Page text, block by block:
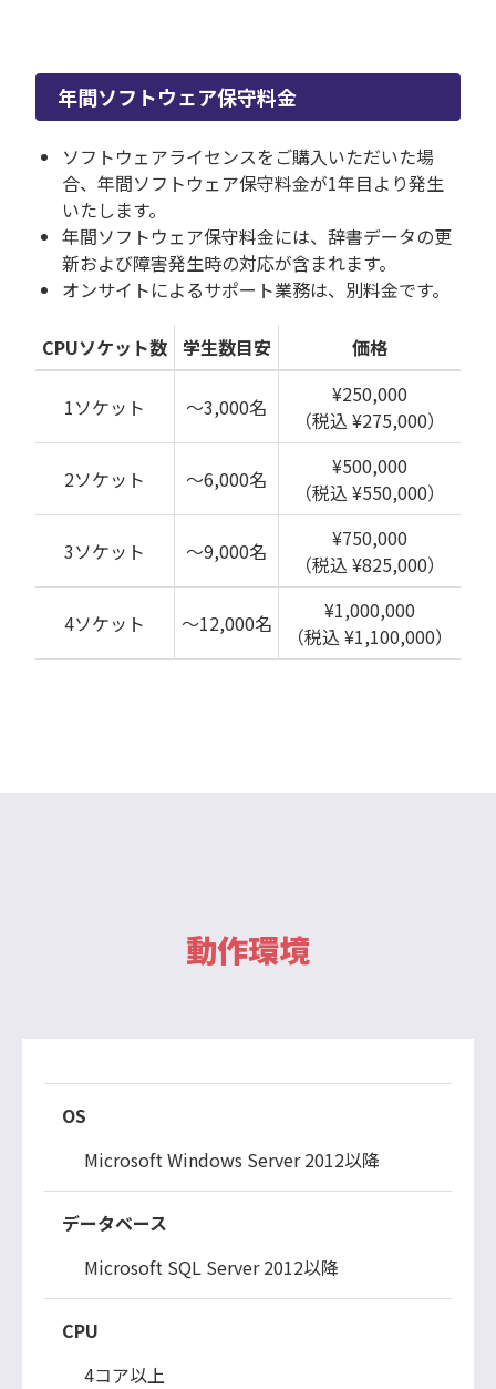
年間ソフトウェア保守料金
ソフトウェアライセンスをご購入いただいた場
合、年間ソフトウェア保守料金が1年目より発生
いたします。
年間ソフトウェア保守料金には、辞書データの更
新および障害発生時の対応が含まれます。
オンサイトによるサポート業務は、別料金です。
CPUソケット数 学生数目安 価格
1ソケット ～3,000名
¥250,000
（税込 ¥275,000）
2ソケット ～6,000名
¥500,000
（税込 ¥550,000）
3ソケット ～9,000名
¥750,000
（税込 ¥825,000）
4ソケット ～12,000名
¥1,000,000
（税込 ¥1,100,000）
動作環境
OS
Microsoft Windows Server 2012以降
データベース
Microsoft SQL Server 2012以降
CPU
4コア以上